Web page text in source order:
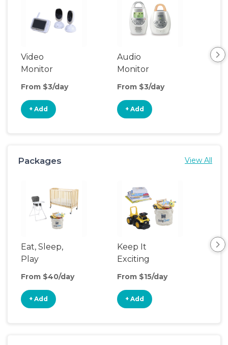
Video
Monitor
From $3/day
+ Add
Audio
Monitor
From $3/day
+ Add
Packages View All
Eat, Sleep,
Play
From $40/day
+ Add
Keep It
Exciting
From $15/day
+ Add